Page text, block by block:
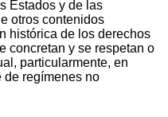
Estados y de las
otros contenidos
histórica de los derechos
concretan y se respetan o
particularmente, en
de regímenes no